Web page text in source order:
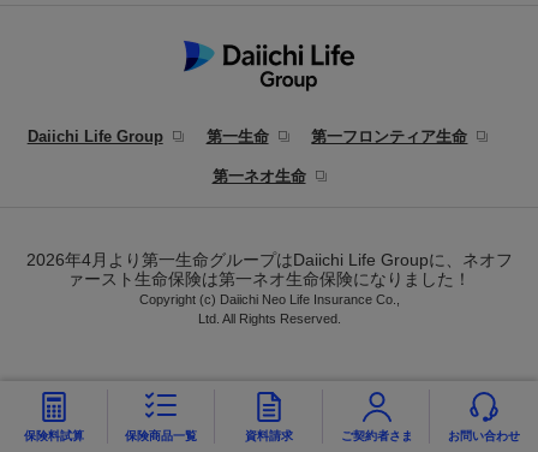
保険料試算 保険商品一覧 資料請求 ご契約者さま お問い合わせ
Daiichi Life Group 第一生命 第一フロンティア生命
第一ネオ生命
2026年4月より第一生命グループはDaiichi Life Groupに、ネオフ
ァースト生命保険は第一ネオ生命保険になりました！
Copyright (c) Daiichi Neo Life Insurance Co.,
Ltd. All Rights Reserved.